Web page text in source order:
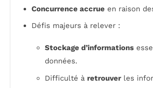
Concurrence accrue en raison
Défis majeurs à relever :
Stockage d’informations
données.
Difficulté à retrouverles